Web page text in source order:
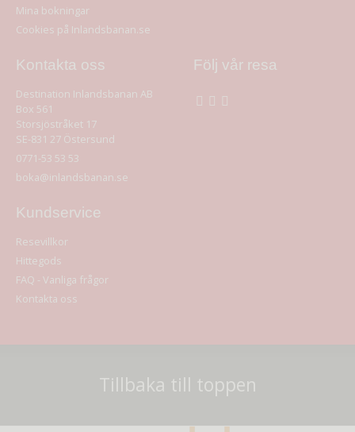
Mina bokningar
Cookies på Inlandsbanan.se
Kontakta oss
Destination Inlandsbanan AB
Box 561
Storsjöstråket 17
SE-831 27 Östersund
0771-53 53 53
boka@inlandsbanan.se
Följ vår resa
Kundservice
Resevillkor
Hittegods
FAQ - Vanliga frågor
Kontakta oss
Tillbaka till toppen